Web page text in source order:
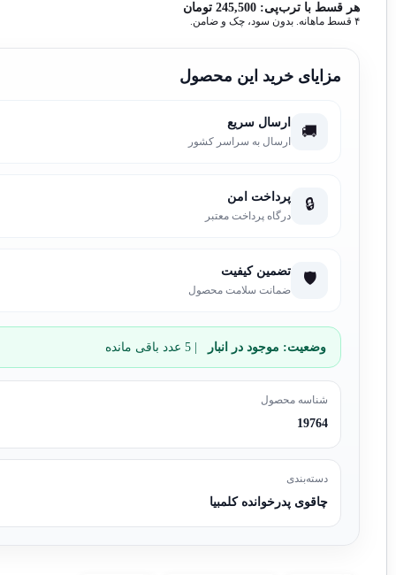
هر قسط با ترب‌پی: 245,500 تومان
۴ قسط ماهانه. بدون سود، چک و ضامن.
مزایای خرید این محصول
🚚 ارسال سریع
ارسال به سراسر کشور
🔒 پرداخت امن
درگاه پرداخت معتبر
🛡️ تضمین کیفیت
ضمانت سلامت محصول
وضعیت: موجود در انبار
شناسه محصول
19764
دسته‌بندی
چاقوی پدرخوانده کلمبیا